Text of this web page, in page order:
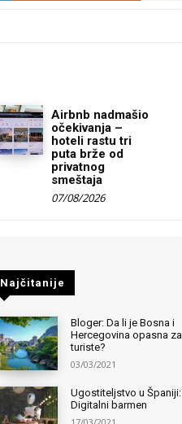
Airbnb nadmašio
očekivanja –
hoteli rastu tri
puta brže od
privatnog
smeštaja
07/08/2026
Najčitanije
Bloger: Da li je Bosna i
Hercegovina opasna za
turiste?
03/03/2021
Ugostiteljstvo u Španiji:
Digitalni barmen